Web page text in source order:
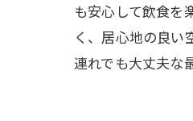
も安心して飲食を
く、居心地の良い
連れでも大丈夫な